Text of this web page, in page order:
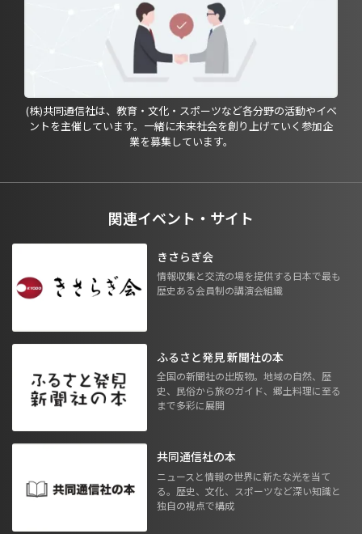
(株)共同通信社は、教育・文化・スポーツなど各分野の活動やイベ
ントを主催しています。一緒に未来社会を創り上げていく参加企
業を募集しています。
関連イベント・サイト
きさらぎ会
情報収集と交流の場を提供する日本で最も
歴史ある会員制の講演会組織
ふるさと発見 新聞社の本
全国の新聞社の出版物。地域の自然、歴
史、民俗から旅のガイド、郷土料理に至る
まで多彩に展開
共同通信社の本
ニュースと情報の世界に新たな光を当て
る。歴史、文化、スポーツなど深い知識と
独自の視点で構成